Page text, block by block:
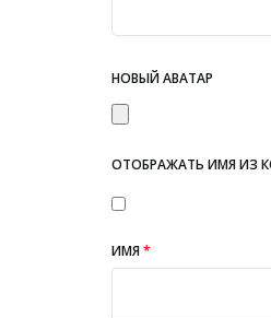
НОВЫЙ АВАТАР
ОТОБРАЖАТЬ ИМЯ ИЗ
ИМЯ*